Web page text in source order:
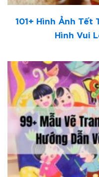
101+ Hình Ảnh
Hình Vui